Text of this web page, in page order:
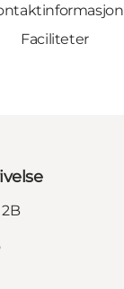
Faciliteter